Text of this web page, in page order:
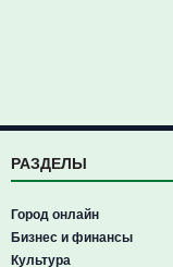
РАЗДЕЛЫ
Город онлайн
Бизнес и финансы
Культура